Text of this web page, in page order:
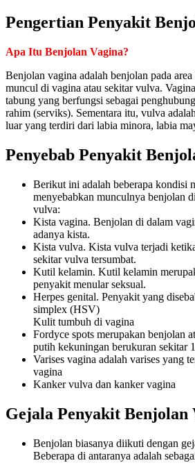
Pengertian Penyakit
Apa Itu Benjolan Vagina?
Benjolan vagina adalah benjolan pada
muncul di vagina atau sekitar vulva.
tabung yang berfungsi sebagai
rahim (serviks). Sementara itu, vulva
luar yang terdiri dari labia minora, labia
Penyebab Penyakit
Berikut ini adalah beberapa kondisi
menyebabkan munculnya benjolan
vulva:
Kista vagina. Benjolan di dalam
adanya kista.
Kista vulva. Kista vulva terjadi
sekitar vulva tersumbat.
Kutil kelamin. Kutil kelamin
penyakit menular seksual.
Herpes genital. Penyakit yang
simplex (HSV)
Kulit tumbuh di vagina
Fordyce spots merupakan benjolan
putih kekuningan berukuran sekitar
Varises vagina adalah varises yang
vagina
Kanker vulva dan kanker vagina
Gejala Penyakit Benjolan
Benjolan biasanya diikuti dengan
Beberapa di antaranya adalah